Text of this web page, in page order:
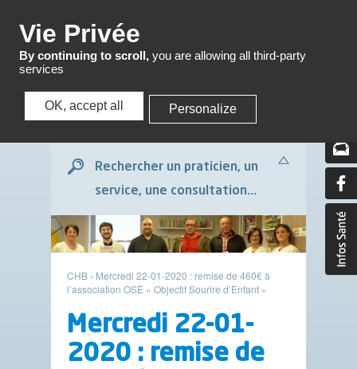
Menu
Rechercher un praticien, un
service, une consultation...
CHB › Mercredi 22-01-2020 : remise de 460€ à
l’association OSE « Objectif Sourire d’Enfant »
Mercredi 22-01-
2020 : remise de
Vie Privée
By continuing to scroll, you are allowing all third-party
services
OK, accept all Personalize